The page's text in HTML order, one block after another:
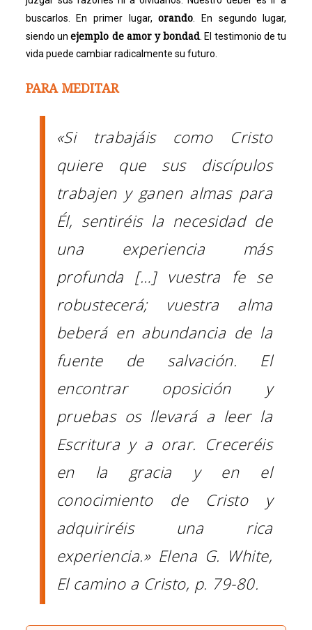
buscarlos. En primer lugar,orando . En segundo lugar,
siendo unejemplo de amor y bondad . El testimonio de tu
vida puede cambiar radicalmente su futuro.
PARA MEDITAR
«Si trabajáis como Cristo
quiere que sus discípulos
trabajen y ganen almas para
Él, sentiréis la necesidad de
una experiencia más
profunda […] vuestra fe se
robustecerá; vuestra alma
beberá en abundancia de la
fuente de salvación. El
encontrar oposición y
pruebas os llevará a leer la
Escritura y a orar. Creceréis
en la gracia y en el
conocimiento de Cristo y
adquiriréis una rica
experiencia.» Elena G. White,
El camino a Cristo, p. 79-80.